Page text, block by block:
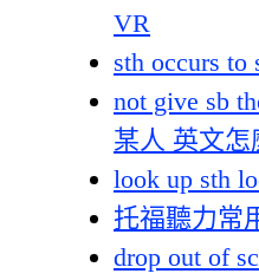
VR
sth occurs
not give sb
某人 英文怎
look up sth
托福聽力常
drop out of